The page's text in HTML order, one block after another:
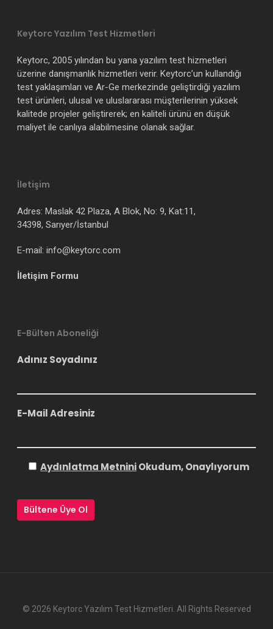
Keytorc Yazılım Test Hizmetleri
Keytorc, 2005 yılından bu yana yazılım test hizmetleri
üzerine danışmanlık hizmetleri verir. Keytorc’un kullandığı
test yaklaşımları ve Ar-Ge merkezinde geliştirdiği yazılım
test ürünleri, ulusal ve uluslararası müşterilerinin yüksek
kalitede projeler geliştirerek; en kaliteli ürünü en düşük
maliyet ile canlıya alabilmesine olanak sağlar.
İletişim
Adres: Maslak 42 Plaza, A Blok, No: 9, Kat:11,
34398, Sarıyer/İstanbul
E-mail: info@keytorc.com
İletişim Formu
E-Bülten Aboneliği
Adınız Soyadınız
E-Mail Adresiniz
Aydınlatma MetniniOkudum, Onaylıyorum
© 2026 Keytorc Yazılım Test Hizmetleri. All Rights Reserved